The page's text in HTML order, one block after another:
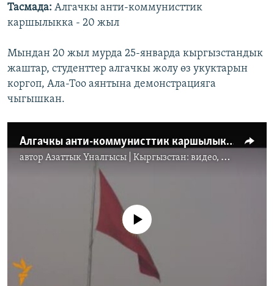
Тасмада: Алгачкы анти-коммунисттик
каршылыкка - 20 жыл
Мындан 20 жыл мурда 25-январда кыргызстандык
жаштар, студенттер алгачкы жолу өз укуктарын
коргоп, Ала-Тоо аянтына демонстрацияга
чыгышкан.
Алгачкы анти-коммунисттик каршылыкка - 20 жыл
автор Азаттык Үналгысы | Кыргызстан: видео, фото, кабарлар
No media source currently available